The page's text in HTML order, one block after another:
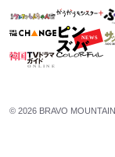
© 2026 BRAVO MOUNTAIN